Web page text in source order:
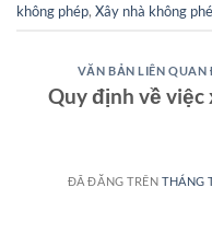
không phép, Xây nhà không
VĂN BẢN LIÊN QUAN
Quy định về việc
ĐÃ ĐĂNG TRÊN THÁNG